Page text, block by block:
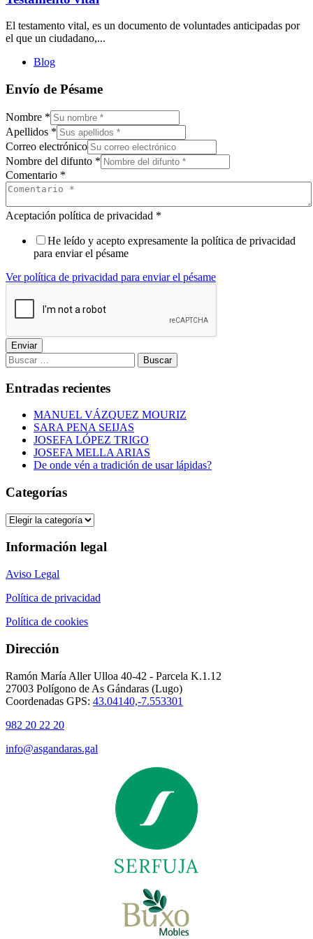
El testamento vital, es un documento de voluntades anticipadas por
el que un ciudadano,...
Blog
Envío de Pésame
Nombre *
Apellidos *
Correo electrónico
Nombre del difunto *
Comentario *
Aceptación política de privacidad *
He leído y acepto expresamente la política de privacidad
para enviar el pésame
Ver política de privacidad para enviar el pésame
Enviar
Buscar:
Entradas recientes
MANUEL VÁZQUEZ MOURIZ
SARA PENA SEIJAS
JOSEFA LÓPEZ TRIGO
JOSEFA MELLA ARIAS
De onde vén a tradición de usar lápidas?
Categorías
Categorías
Información legal
Aviso Legal
Política de privacidad
Política de cookies
Dirección
Ramón María Aller Ulloa 40-42 - Parcela K.1.12
27003 Polígono de As Gándaras (Lugo)
Coordenadas GPS: 43.04140,-7.553301
982 20 22 20
info@asgandaras.gal